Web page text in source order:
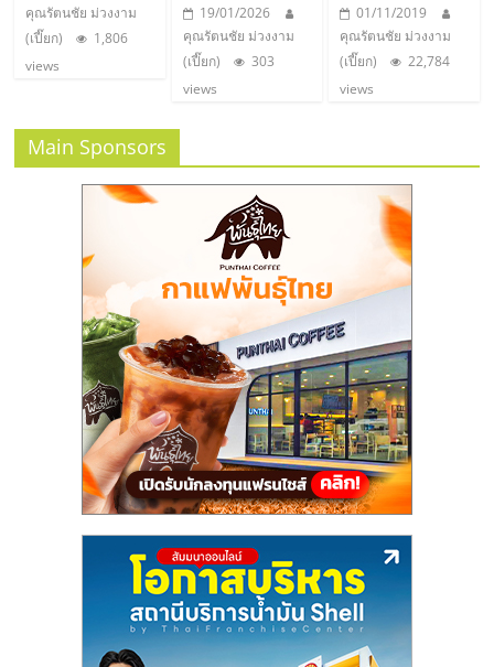
คุณรัตนชัย ม่วงงาม
(เปี๊ยก)
1,806
views
19/01/2026
คุณรัตนชัย ม่วงงาม
(เปี๊ยก)
303
views
01/11/2019
คุณรัตนชัย ม่วงงาม
(เปี๊ยก)
22,784
views
Main Sponsors